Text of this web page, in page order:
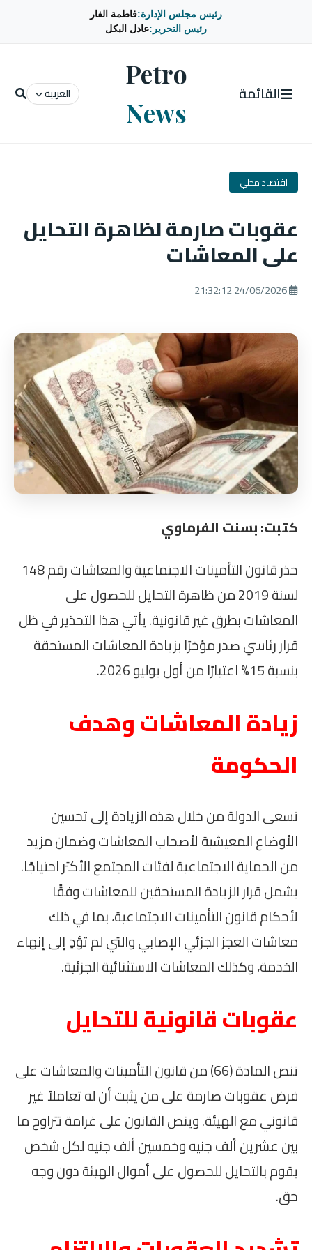
رئيس مجلس الإدارة:فاطمة الفار
رئيس التحرير:عادل البكل
القائمة
Petro
News
العربية
اقتصاد محلي
عقوبات صارمة لظاهرة التحايل
على المعاشات
كتبت: بسنت الفرماوي
حذر قانون التأمينات الاجتماعية والمعاشات رقم 148
لسنة 2019 من ظاهرة التحايل للحصول على
المعاشات بطرق غير قانونية. يأتي هذا التحذير في ظل
قرار رئاسي صدر مؤخرًا بزيادة المعاشات المستحقة
بنسبة 15% اعتبارًا من أول يوليو 2026.
زيادة المعاشات وهدف
الحكومة
تسعى الدولة من خلال هذه الزيادة إلى تحسين
الأوضاع المعيشية لأصحاب المعاشات وضمان مزيد
من الحماية الاجتماعية لفئات المجتمع الأكثر احتياجًا.
يشمل قرار الزيادة المستحقين للمعاشات وفقًا
لأحكام قانون التأمينات الاجتماعية، بما في ذلك
معاشات العجز الجزئي الإصابي والتي لم تؤدِ إلى إنهاء
الخدمة، وكذلك المعاشات الاستثنائية الجزئية.
عقوبات قانونية للتحايل
تنص المادة (66) من قانون التأمينات والمعاشات على
فرض عقوبات صارمة على من يثبت أن له تعاملاً غير
قانوني مع الهيئة. وينص القانون على غرامة تتراوح ما
بين عشرين ألف جنيه وخمسين ألف جنيه لكل شخص
يقوم بالتحايل للحصول على أموال الهيئة دون وجه
حق.